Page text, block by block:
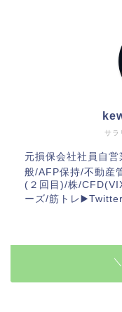
サラ
元損保会社社員自
般/AFP保持/不動産
(２回目)/株/
ーズ/筋トレ